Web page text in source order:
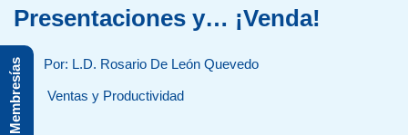
En vivo
Grabados
Presentaciones y… ¡Venda!
Por: L.D. Rosario De León Quevedo
Ventas y Productividad
Membresías